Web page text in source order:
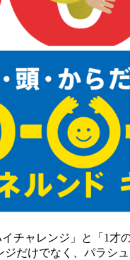
チャレンジ」と「1
だけでなく、パラシ